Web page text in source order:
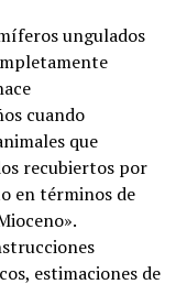
ungulados
cuando
que
recubiertos por
en términos de
estimaciones de